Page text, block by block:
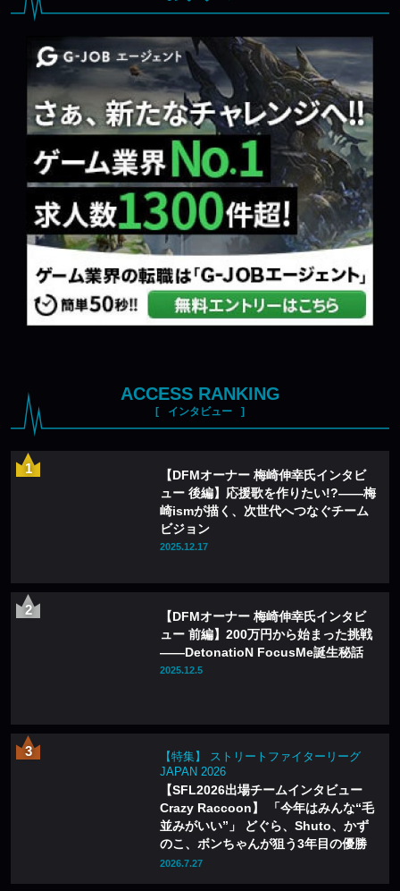
ACCESS RANKING
インタビュー
【DFMオーナー 梅崎伸幸氏インタビ
ュー 後編】応援歌を作りたい!?——梅
崎ismが描く、次世代へつなぐチーム
ビジョン
2025.12.17
【DFMオーナー 梅崎伸幸氏インタビ
ュー 前編】200万円から始まった挑戦
——DetonatioN FocusMe誕生秘話
2025.12.5
【特集】 ストリートファイターリーグ
JAPAN 2026
【SFL2026出場チームインタビュー
Crazy Raccoon】 「今年はみんな“毛
並みがいい”」 どぐら、Shuto、かず
のこ、ボンちゃんが狙う3年目の優勝
のカギとは
2026.7.27